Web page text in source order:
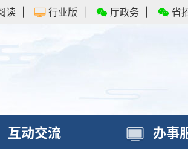
读 行业版 厅政务 省
互动交流 办事